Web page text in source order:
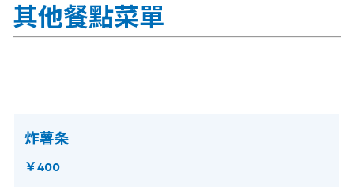
其他餐點菜單
炸薯条
￥400